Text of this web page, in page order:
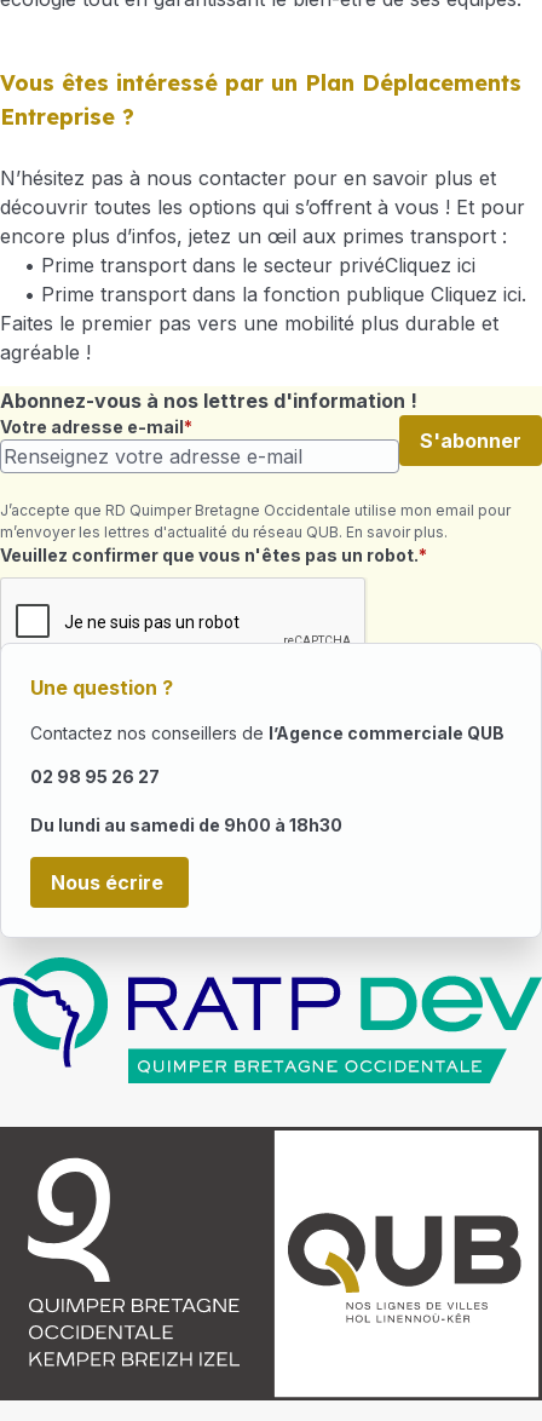
Vous êtes intéressé par un Plan Déplacements
Entreprise ?
N’hésitez pas à nous contacter pour en savoir plus et
découvrir toutes les options qui s’offrent à vous ! Et pour
encore plus d’infos, jetez un œil aux primes transport :
• Prime transport dans le secteur privéCliquez ici
• Prime transport dans la fonction publique Cliquez ici.
Faites le premier pas vers une mobilité plus durable et
agréable !
Abonnez-vous à nos lettres d'information !
Votre adresse e-mail
S'abonner
J’accepte que RD Quimper Bretagne Occidentale utilise mon email pour
m’envoyer les lettres d'actualité du réseau QUB. En savoir plus.
Champ requis
Veuillez confirmer que vous n'êtes pas un robot.
Une question ?
Contactez nos conseillers de l’Agence commerciale QUB
02 98 95 26 27
Du lundi au samedi de 9h00 à 18h30
Nous écrire